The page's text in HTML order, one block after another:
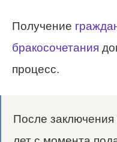
Получение
бракосочетания
процесс.
После